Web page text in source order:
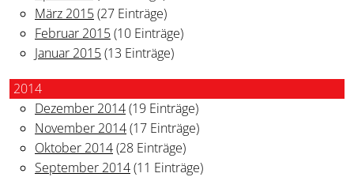
März 2015(27 Einträge)
Februar 2015(10 Einträge)
Januar 2015(13 Einträge)
2014
Dezember 2014(19 Einträge)
November 2014(17 Einträge)
Oktober 2014(28 Einträge)
September 2014(11 Einträge)